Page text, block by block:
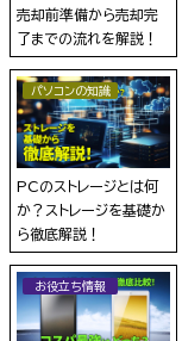
売却前準備から売却完
了までの流れを解説！
パソコンの知識
PCのストレージとは何
か？ストレージを基礎か
ら徹底解説！
お役立ち情報